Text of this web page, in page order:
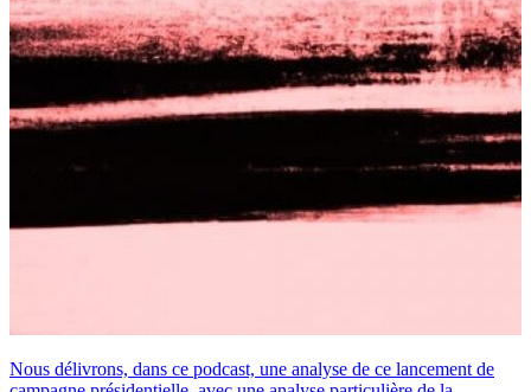
Nous délivrons, dans ce podcast, une analyse de ce lancement de